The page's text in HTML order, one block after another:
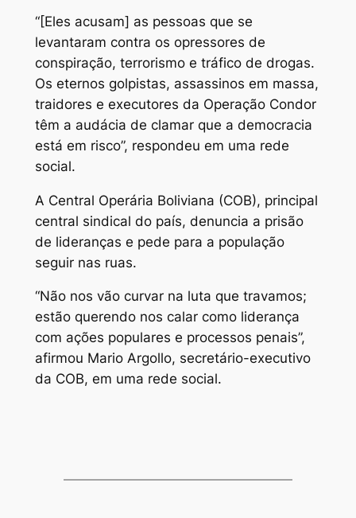
“[Eles acusam] as pessoas que se
levantaram contra os opressores de
conspiração, terrorismo e tráfico de drogas.
Os eternos golpistas, assassinos em massa,
traidores e executores da Operação Condor
têm a audácia de clamar que a democracia
está em risco”, respondeu em uma rede
social.
A Central Operária Boliviana (COB), principal
central sindical do país, denuncia a prisão
de lideranças e pede para a população
seguir nas ruas.
“Não nos vão curvar na luta que travamos;
estão querendo nos calar como liderança
com ações populares e processos penais”,
afirmou Mario Argollo, secretário-executivo
da COB, em uma rede social.